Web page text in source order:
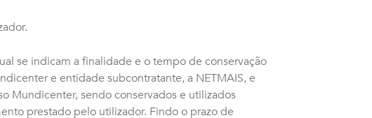
se indicam a finalidade e o tempo de conservação
e entidade subcontratante, a NETMAIS, e
Mundicenter, sendo conservados e utilizados
prestado pelo utilizador. Findo o prazo de